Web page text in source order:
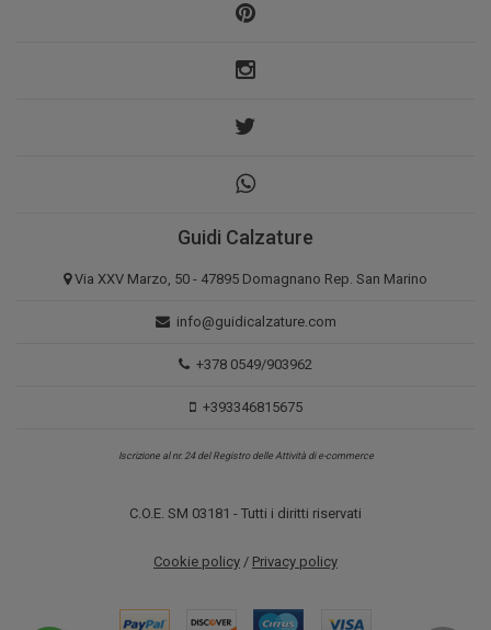
Guidi Calzature
Via XXV Marzo, 50 - 47895 Domagnano Rep. San Marino
info@guidicalzature.com
+378 0549/903962
+393346815675
Iscrizione al nr. 24 del Registro delle Attività di e-commerce
C.O.E. SM 03181 - Tutti i diritti riservati
Cookie policy / Privacy policy